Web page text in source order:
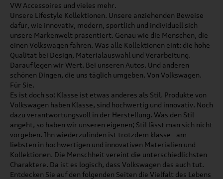
VW Accessoires und vieles mehr.
Unsere Lifestyle Kollektionen. Unsere anziehenden Beweise
dafür, wie innovativ, modern, sportlich und individuell sich
unsere Markenwelt präsentiert. Genau wie die Menschen, die
einen Volkswagen fahren. Was alle Kollektionen eint: die hohe
Qualität bei Design, Materialauswahl und Verarbeitung.
Darauf legen wir Wert. Bei unseren Autos. Und anderen
schönen Dingen, die uns täglich umgeben. Von Volkswagen.
Für Sie.
Es ist doch so: Klasse ist etwas anderes als Stil. Produkte von
Volkswagen haben Klasse, sind hochwertig und innovativ. Noch
dazu verantwortungsvoll in der Herstellung. Was den Stil
angeht, so haben wir unseren eigenen; Stil lässt man sich nicht
vorgeben. Ihn wiederzufinden ist trotzdem klasse - am
liebsten in hochwertigen und innovativen Materialien und
Kollektionen. Die Menschheit vereint die unterschiedlichsten
Charaktere. Da ist es logisch, dass Volkswagen das auch tut.
Entdecken Sie auf den folgenden Seiten die Vielfalt des Lebens